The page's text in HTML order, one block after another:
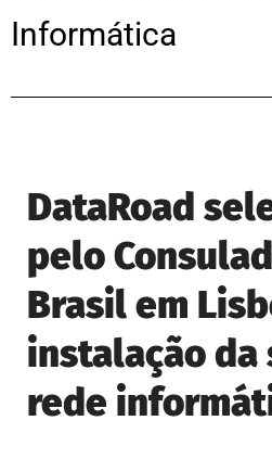
Informática
DataRoad
pelo
Brasil em
instalação da
rede